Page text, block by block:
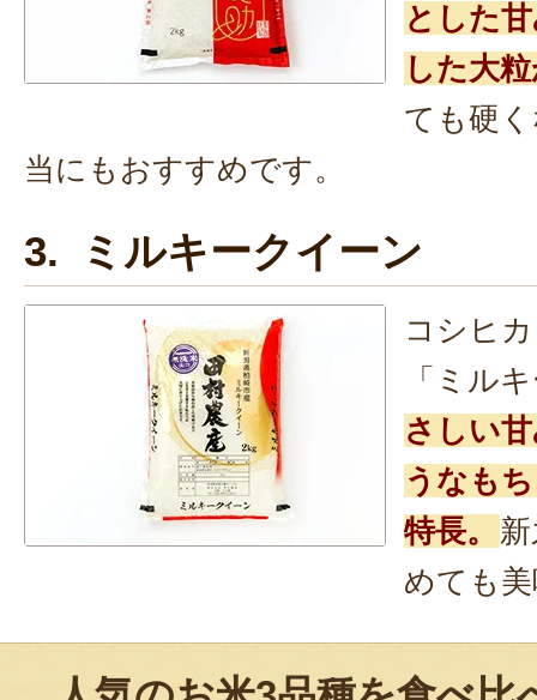
とした
した大
ても硬
当にもおすすめです。
3. ミルキークイーン
コシヒ
「ミル
さしい
うなも
特長。
めても